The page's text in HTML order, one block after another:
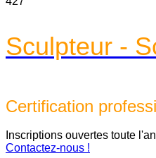
Sculpteur -
Certification
Inscriptions ouvertes toute
Contactez-nous !